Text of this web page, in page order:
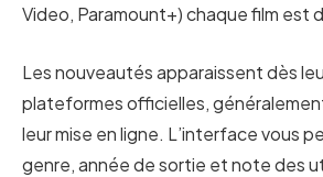
Video, Paramount+) chaque film est
Les nouveautés apparaissent dès
plateformes officielles,
leur mise en ligne. L’interface vous
genre, année de sortie et note des